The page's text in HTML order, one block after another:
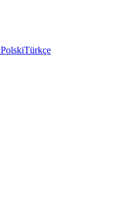
PolskiTürkçe